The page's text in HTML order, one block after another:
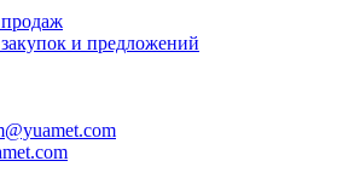
и предложений